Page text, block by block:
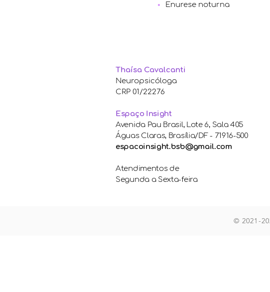
Enurese noturna
Thaísa Cavalcanti
Neuropsicóloga
CRP 01/22276
Espaço Insight
Avenida Pau Brasil, Lote 6, Sala 405
Águas Claras, Brasília/DF - 71916-500
espacoinsight.bsb@gmail.com
Atendimentos de
Segunda a Sexta-feira
© 2021-